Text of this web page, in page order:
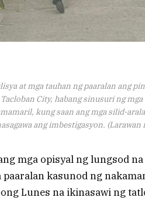
at mga tauhan ng paaralan ang
City, habang sinusuri ng
kung saan ang mga silid-
ang imbestigasyon. (Larawan
mga opisyal ng lungsod
kasunod ng
Lunes na ikinasawi ng